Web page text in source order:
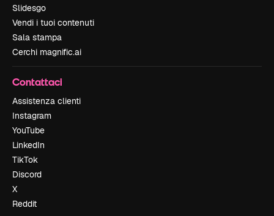
Slidesgo
Vendi i tuoi contenuti
Sala stampa
Cerchi magnific.ai
Contattaci
Assistenza clienti
Instagram
YouTube
LinkedIn
TikTok
Discord
X
Reddit